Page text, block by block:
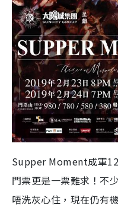
Supper Moment成軍12
門票更是一票難求！不
唔洗灰心住，現在仍有